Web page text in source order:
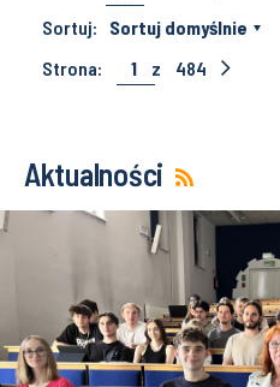
Sortuj:
Sortuj domyślnie
Strona:
1 z 484
Aktualności